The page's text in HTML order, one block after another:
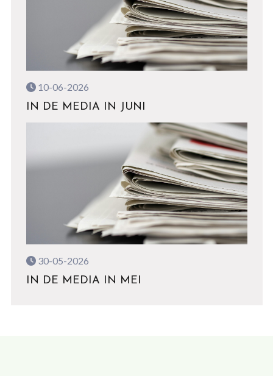
10-06-2026
IN DE MEDIA IN JUNI
30-05-2026
IN DE MEDIA IN MEI